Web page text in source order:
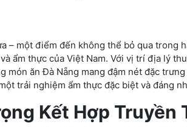
– một điểm đến không thể bỏ qua
ẩm thực của Việt Nam. Với vị trí địa lý
món ăn Đà Nẵng mang đậm nét đặc
trải nghiệm ẩm thực đặc biệt và đáng
Kết Hợp Truyền